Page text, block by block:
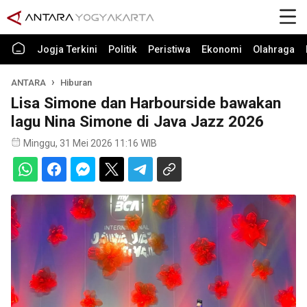
Jogja Terkini Politik Peristiwa Ekonomi Olahraga
ANTARA Hiburan
Lisa Simone dan Harbourside bawakan
lagu Nina Simone di Java Jazz 2026
Minggu, 31 Mei 2026 11:16 WIB